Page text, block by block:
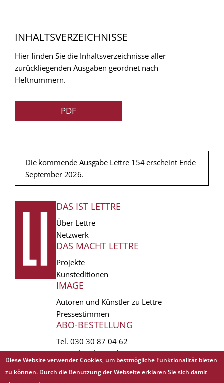
INHALTSVERZEICHNISSE
Hier finden Sie die Inhaltsverzeichnisse aller
zurückliegenden Ausgaben geordnet nach
Heftnummern.
PDF
Die kommende Ausgabe Lettre 154 erscheint Ende
September 2026.
FUSSZEILE
DAS IST LETTRE
Über Lettre
Netzwerk
DAS MACHT LETTRE
Projekte
Kunsteditionen
IMAGE
Autoren und Künstler zu Lettre
Pressestimmen
ABO-BESTELLUNG
Tel. 030 30 87 04 62
vertrieb(at)lettre.de
Diese Website verwendet Cookies, um bestmögliche Funktionalität bieten
zu können. Durch die Benutzung der Webseite erklären Sie sich damit